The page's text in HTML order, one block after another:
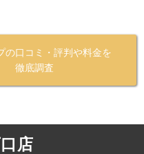
の口コミ・評判や料金を
徹底調査
店